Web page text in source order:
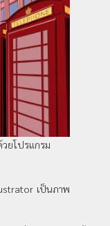
ยโปรแกรม
เป็นภาพ